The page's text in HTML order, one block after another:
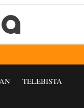
TELEBISTA